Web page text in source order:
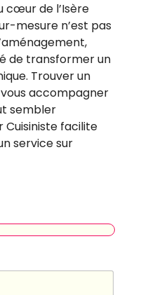
cœur de l’Isère
mesure n’est pas
de transformer un
Trouver un
accompagner
sembler
Cuisiniste facilite
service sur